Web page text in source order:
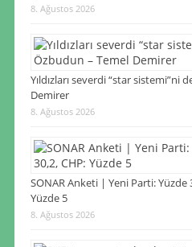
8. Ağustos 2026
Yıldızları severdi “star sistemi”ni
Demirer
8. Ağustos 2026
SONAR Anketi | Yeni Parti: Yüzde
Yüzde 5
8. Ağustos 2026